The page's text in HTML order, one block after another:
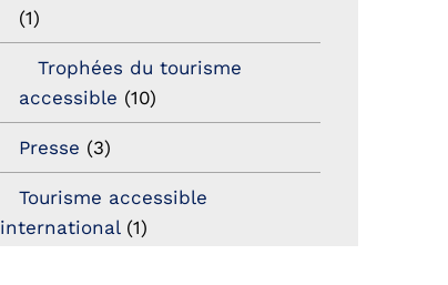
(1)
Trophées du tourisme
accessible (10)
Presse (3)
Tourisme accessible
international(1)